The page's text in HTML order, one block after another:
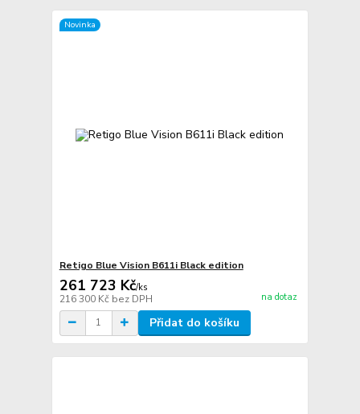
Novinka
Retigo Blue Vision B611i Black edition
261 723 Kč/ks
216 300 Kč bez DPH na dotaz
Přidat do košíku